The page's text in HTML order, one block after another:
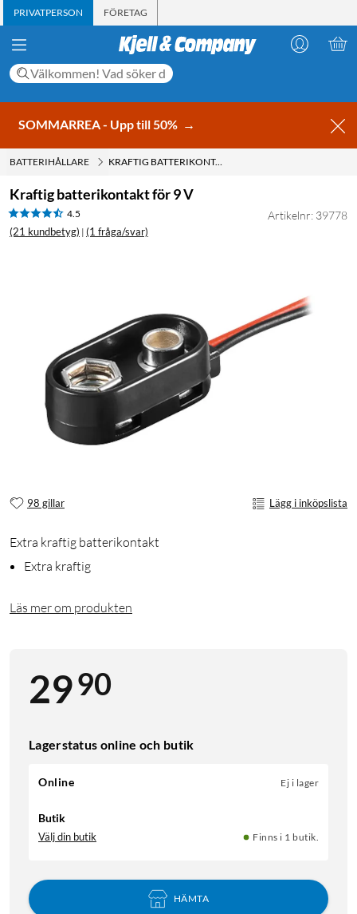
PRIVATPERSON FÖRETAG
SOMMARREA - Upp till 50% →
BATTERIHÅLLARE KRAFTIG BATTERIKONTAKT FÖR 9 V
Kraftig batterikontakt för 9 V
4.5
(21 kundbetyg) | (1 fråga/svar)
Artikelnr: 39778
98 gillar Lägg i inköpslista
Extra kraftig batterikontakt
Extra kraftig
Läs mer om produkten
2990
Lagerstatus online och butik
Online Ej i lager
Butik
Välj din butik Finns i 1 butik.
HÄMTA